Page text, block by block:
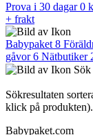
Prova i 30 dagar 0
+ frakt
Babypaket8
gåvor6 Nätbutiker
Sök
Sökresultaten
klick på produkten).
Babypaket.com